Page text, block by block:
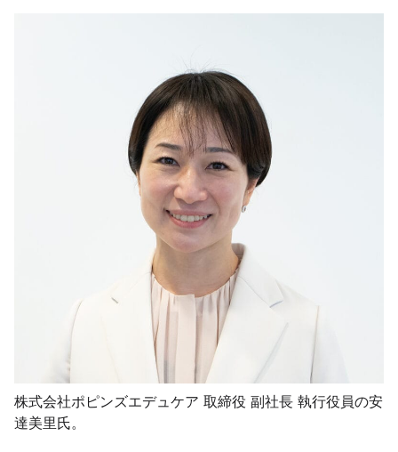
株式会社ポピンズエデュケア 取締役 副社長 執行役員の安
達美里氏。